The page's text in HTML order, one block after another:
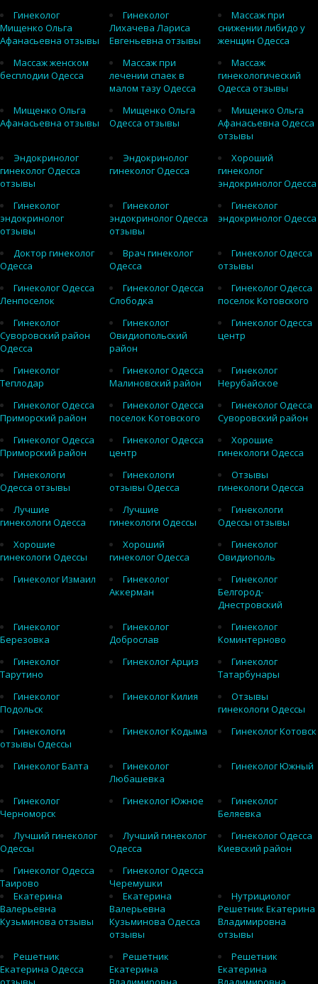
Гинеколог
Мищенко Ольга
Афанасьевна отзывы
Гинеколог
Лихачева Лариса
Евгеньевна отзывы
Массаж при
снижении либидо у
женщин Одесса
Массаж женском
бесплодии Одесса
Массаж при
лечении спаек в
малом тазу Одесса
Массаж
гинекологический
Одесса отзывы
Мищенко Ольга
Афанасьевна отзывы
Мищенко Ольга
Одесса отзывы
Мищенко Ольга
Афанасьевна Одесса
отзывы
Эндокринолог
гинеколог Одесса
отзывы
Эндокринолог
гинеколог Одесса
Хороший
гинеколог
эндокринолог Одесса
Гинеколог
эндокринолог
отзывы
Гинеколог
эндокринолог Одесса
отзывы
Гинеколог
эндокринолог Одесса
Доктор гинеколог
Одесса
Врач гинеколог
Одесса
Гинеколог Одесса
отзывы
Гинеколог Одесса
Ленпоселок
Гинеколог Одесса
Слободка
Гинеколог Одесса
поселок Котовского
Гинеколог
Суворовский район
Одесса
Гинеколог
Овидиопольский
район
Гинеколог Одесса
центр
Гинеколог
Теплодар
Гинеколог Одесса
Малиновский район
Гинеколог
Нерубайское
Гинеколог Одесса
Приморский район
Гинеколог Одесса
поселок Котовского
Гинеколог Одесса
Суворовский район
Гинеколог Одесса
Приморский район
Гинеколог Одесса
центр
Хорошие
гинекологи Одесса
Гинекологи
Одесса отзывы
Гинекологи
отзывы Одесса
Отзывы
гинекологи Одесса
Лучшие
гинекологи Одесса
Лучшие
гинекологи Одессы
Гинекологи
Одессы отзывы
Хорошие
гинекологи Одессы
Хороший
гинеколог Одесса
Гинеколог
Овидиополь
Гинеколог Измаил
Гинеколог
Аккерман
Гинеколог
Белгород-
Днестровский
Гинеколог
Березовка
Гинеколог
Доброслав
Гинеколог
Коминтерново
Гинеколог
Тарутино
Гинеколог Арциз
Гинеколог
Татарбунары
Гинеколог
Подольск
Гинеколог Килия
Отзывы
гинекологи Одессы
Гинекологи
отзывы Одессы
Гинеколог Кодыма Гинеколог Котовск
Гинеколог Балта
Гинеколог
Любашевка
Гинеколог Южный
Гинеколог
Черноморск
Гинеколог Южное
Гинеколог
Беляевка
Лучший гинеколог
Одессы
Лучший гинеколог
Одесса
Гинеколог Одесса
Киевский район
Гинеколог Одесса
Таирово
Гинеколог Одесса
Черемушки
Екатерина
Валерьевна
Кузьминова отзывы
Екатерина
Валерьевна
Кузьминова Одесса
отзывы
Нутрициолог
Решетник Екатерина
Владимировна
отзывы
Решетник
Екатерина Одесса
Решетник
Екатерина
Решетник
Екатерина